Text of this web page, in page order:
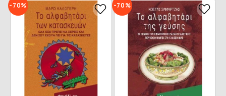
-70% -70%